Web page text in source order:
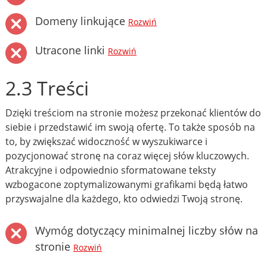
Domeny linkujące Rozwiń
Utracone linki Rozwiń
2.3 Treści
Dzięki treściom na stronie możesz przekonać klientów do
siebie i przedstawić im swoją ofertę. To także sposób na
to, by zwiększać widoczność w wyszukiwarce i
pozycjonować stronę na coraz więcej słów kluczowych.
Atrakcyjne i odpowiednio sformatowane teksty
wzbogacone zoptymalizowanymi grafikami będą łatwo
przyswajalne dla każdego, kto odwiedzi Twoją stronę.
Wymóg dotyczący minimalnej liczby słów na
stronie Rozwiń